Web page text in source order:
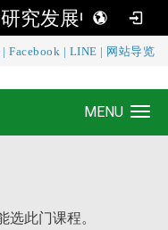
究发展中心
|Facebook LINE 网站导览
究发展中心
MENU
选此门课程。